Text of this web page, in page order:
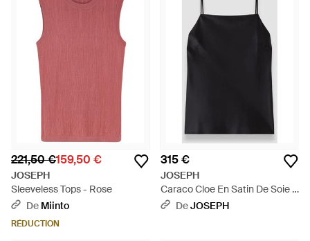
221,50 €159,50 €
JOSEPH
Sleeveless Tops - Rose
De Miinto
RÉDUCTION
315 €
JOSEPH
Caraco Cloe En Satin De Soie -
NoirDeJOSEPH